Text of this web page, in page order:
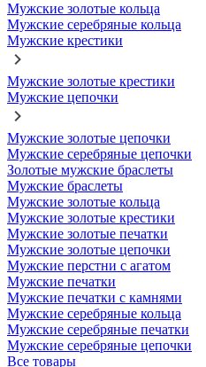
Мужские золотые кольца
Мужские серебряные кольца
Мужские крестики
Мужские золотые крестики
Мужские цепочки
Мужские золотые цепочки
Мужские серебряные цепочки
Золотые мужские браслеты
Мужские браслеты
Мужские золотые кольца
Мужские золотые крестики
Мужские золотые печатки
Мужские золотые цепочки
Мужские перстни с агатом
Мужские печатки
Мужские печатки с камнями
Мужские серебряные кольца
Мужские серебряные печатки
Мужские серебряные цепочки
Все товары